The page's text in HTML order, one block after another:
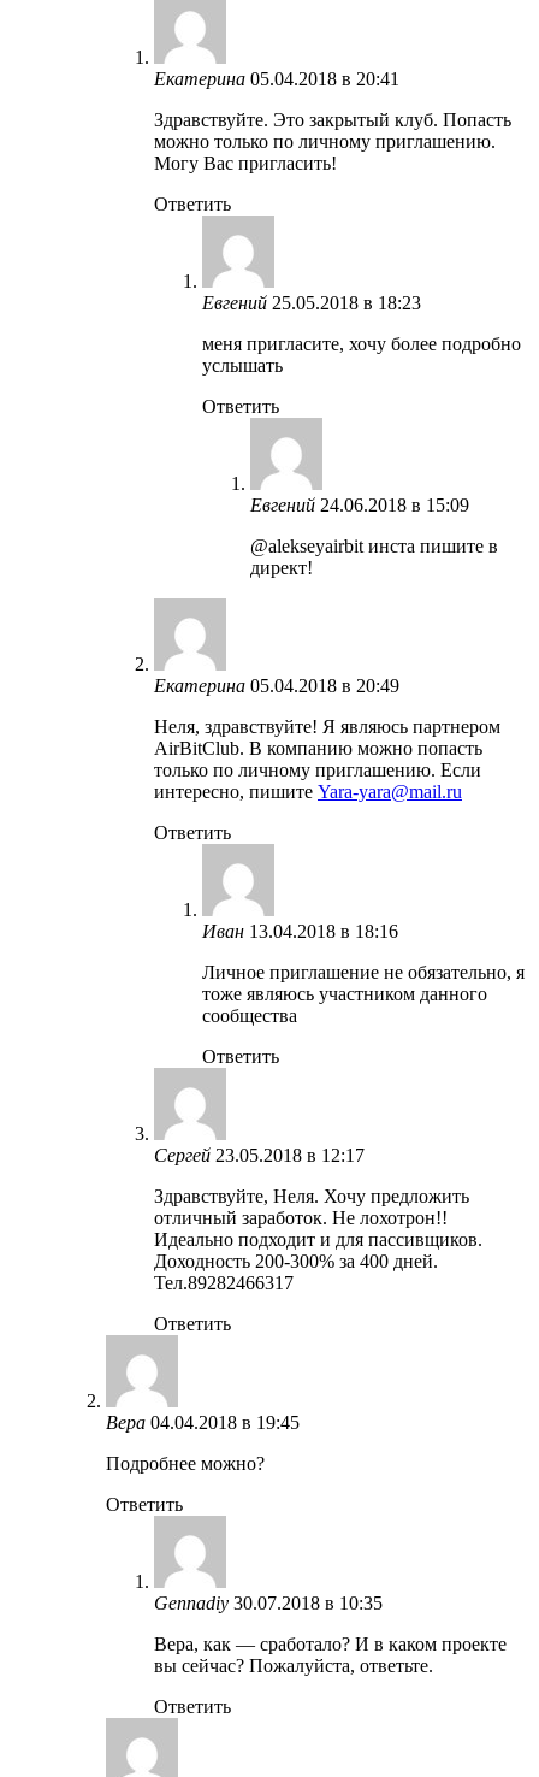
Екатерина 05.04.2018 в 20:41
Здравствуйте. Это закрытый клуб. Попасть
можно только по личному приглашению.
Могу Вас пригласить!
Ответить
Евгений 25.05.2018 в 18:23
меня пригласите, хочу более подробно
услышать
Ответить
Евгений 24.06.2018 в 15:09
@alekseyairbit инста пишите в
директ!
Екатерина 05.04.2018 в 20:49
Неля, здравствуйте! Я являюсь партнером
AirBitClub. В компанию можно попасть
только по личному приглашению. Если
интересно, пишите Yara-yara@mail.ru
Ответить
Иван 13.04.2018 в 18:16
Личное приглашение не обязательно, я
тоже являюсь участником данного
сообщества
Ответить
Сергей 23.05.2018 в 12:17
Здравствуйте, Неля. Хочу предложить
отличный заработок. Не лохотрон!!
Идеально подходит и для пассивщиков.
Доходность 200-300% за 400 дней.
Тел.89282466317
Ответить
Вера 04.04.2018 в 19:45
Подробнее можно?
Ответить
Gennadiy 30.07.2018 в 10:35
Вера, как — сработало? И в каком проекте
вы сейчас? Пожалуйста, ответьте.
Ответить